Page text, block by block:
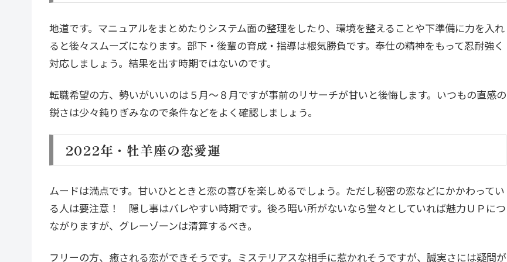
地道です。マニュアルをまとめたりシステム面の整理をしたり、環境を整えることや下準備に力を入れ
ると後々スムーズになります。部下・後輩の育成・指導は根気勝負です。奉仕の精神をもって忍耐強く
対応しましょう。結果を出す時期ではないのです。
転職希望の方、勢いがいいのは５月～８月ですが事前のリサーチが甘いと後悔します。いつもの直感の
鋭さは少々鈍りぎみなので条件などをよく確認しましょう。
2022年・牡羊座の恋愛運
ムードは満点です。甘いひとときと恋の喜びを楽しめるでしょう。ただし秘密の恋などにかかわってい
る人は要注意！ 隠し事はバレやすい時期です。後ろ暗い所がないなら堂々としていれば魅力ＵＰにつ
ながりますが、グレーゾーンは清算するべき。
フリーの方、癒される恋ができそうです。ミステリアスな相手に惹かれそうですが、誠実さには疑問が